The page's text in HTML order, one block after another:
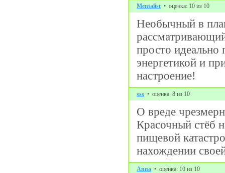
Mentalist • оценка: 10 из 10
Необычный в
просто идеально
энергетикой и
настроение!
sss • оценка: 8 из 10
О вреде
Красочный стёб
пищевой
нахождении
Anna • оценка: 10 из 10